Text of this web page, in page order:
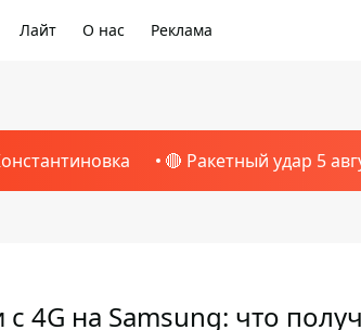
Лайт О нас Реклама
🔴 Ракетный удар 5
4G на Samsung: что